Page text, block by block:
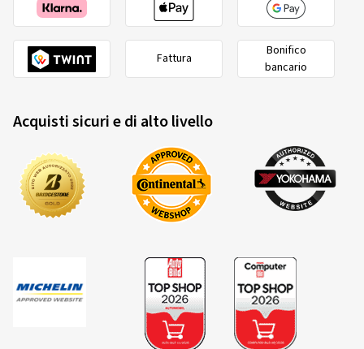
Fattura
Bonifico
bancario
Acquisti sicuri e di alto livello